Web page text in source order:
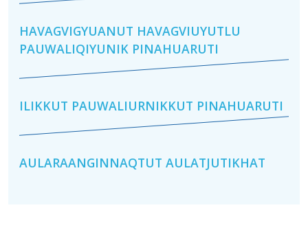
HAVAGVIGYUANUT HAVAGVIUYUTLU
PAUWALIQIYUNIK PINAHUARUTI
ILIKKUT PAUWALIURNIKKUT PINAHUARUTI
AULARAANGINNAQTUT AULATJUTIKHAT